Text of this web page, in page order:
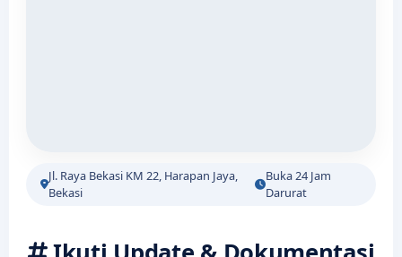
Jl. Raya Bekasi KM 22, Harapan Jaya,
Bekasi
Buka 24 Jam
Darurat